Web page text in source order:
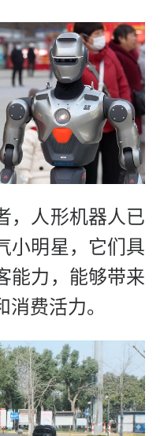
，人形机器人已
小明星，它们具
能力，能够带来
费活力。